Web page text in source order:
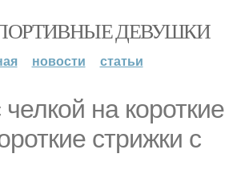
ДЕВУШКИ
новости статьи
на короткие
стрижки с